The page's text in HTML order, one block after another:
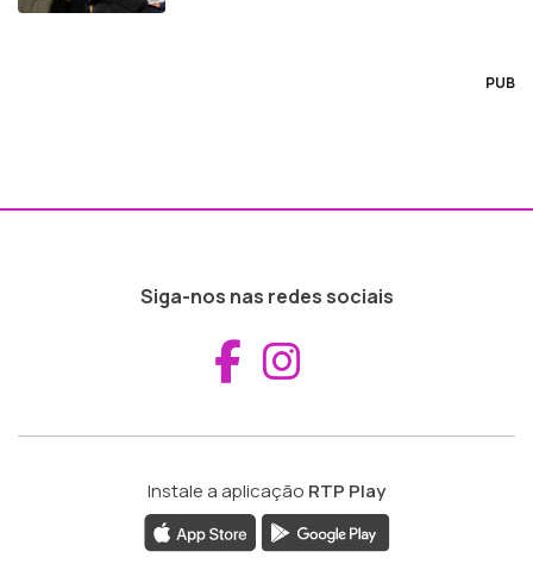
PUB
Siga-nos nas redes sociais
Aceder ao
Instale a aplicação RTP Play